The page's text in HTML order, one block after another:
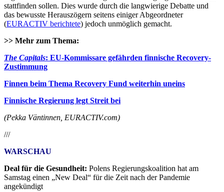
stattfinden sollen. Dies wurde durch die langwierige Debatte und
das bewusste Herauszögern seitens einiger Abgeordneter
(EURACTIV berichtete) jedoch unmöglich gemacht.
>> Mehr zum Thema:
The Capitals: EU-Kommissare gefährden finnische Recovery-
Zustimmung
Finnen beim Thema Recovery Fund weiterhin uneins
Finnische Regierung legt Streit bei
(Pekka Väntinnen, EURACTIV.com)
///
WARSCHAU
Deal für die Gesundheit: Polens Regierungskoalition hat am
Samstag einen „New Deal“ für die Zeit nach der Pandemie
angekündigt